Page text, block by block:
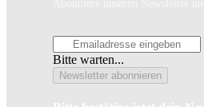
Bitte warten...
Newsletter abonnieren